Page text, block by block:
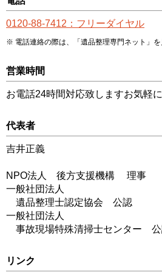
0120-88-7412：フリーダイヤル
電話連絡の際は、「遺品整理専門ネット」を
営業時間
お電話24時間対応致しますお気軽
代表者
吉井正義
NPO法人 後方支援機構 理事
一般社団法人
遺品整理士認定協会 公認
一般社団法人
事故現場特殊清掃士センター
リンク